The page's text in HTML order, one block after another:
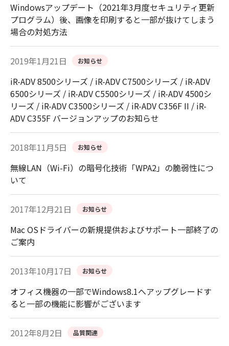
Windowsアップデート（2021年3月度セキュリティ更新
プログラム）後、画像を印刷すると一部が抜けてしまう
場合の対処方法
2019年1月21日 お知らせ
iR-ADV 8500シリーズ / iR-ADV C7500シリーズ / iR-ADV
6500シリーズ / iR-ADV C5500シリーズ / iR-ADV 4500シ
リーズ / iR-ADV C3500シリーズ / iR-ADV C356F II / iR-
ADV C355F バージョンアップのお知らせ
2018年11月5日 お知らせ
無線LAN（Wi-Fi）の暗号化技術「WPA2」の脆弱性につ
いて
2017年12月21日 お知らせ
Mac OSドライバーの新規提供およびサポート一部終了の
ご案内
2013年10月17日 お知らせ
オフィス機器の一部でWindows8.1へアップグレードす
ると一部の機能に影響がございます
2012年8月2日 品質関連